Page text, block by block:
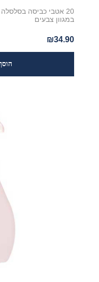
20 אטבי כביסה
במגוון צבעים
₪34.90